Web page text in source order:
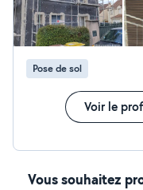
à me contacter pour
Pose de sol
Voir le
Vous souhaitez